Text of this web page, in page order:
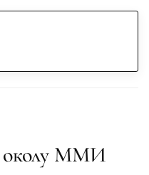
околу ММИ